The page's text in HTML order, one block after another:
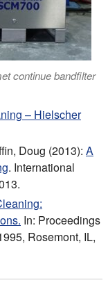
continue bandfilter
– Hielscher
Doug (2013): A
. International
In: Proceedings
Rosemont, IL,